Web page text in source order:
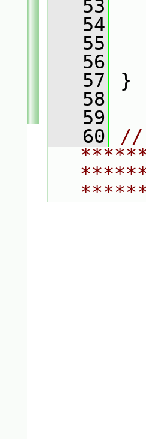
   53
   54
   55
   56
   57
}
   58
   59
   60
//